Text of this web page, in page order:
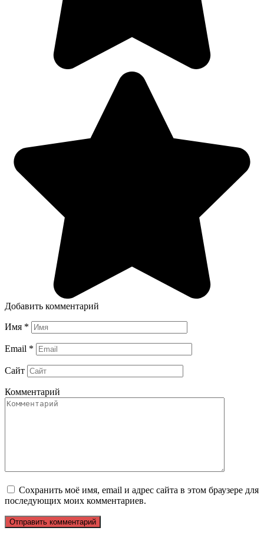
Добавить комментарий
Имя *
Email *
Сайт
Комментарий
Сохранить моё имя, email и адрес сайта в этом браузере для
последующих моих комментариев.